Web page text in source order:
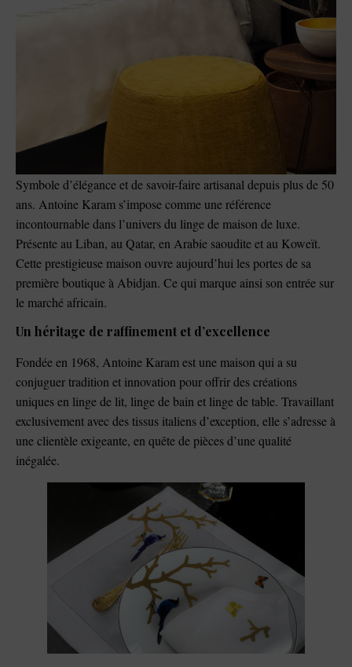
Symbole d’élégance et de savoir-faire artisanal depuis plus de 50
ans. Antoine Karam s’impose comme une référence
incontournable dans l’univers du linge de maison de luxe.
Présente au Liban, au Qatar, en Arabie saoudite et au Koweït.
Cette prestigieuse maison ouvre aujourd’hui les portes de sa
première boutique à Abidjan. Ce qui marque ainsi son entrée sur
le marché africain.
Un héritage de raffinement et d’excellence
Fondée en 1968, Antoine Karam est une maison qui a su
conjuguer tradition et innovation pour offrir des créations
uniques en linge de lit, linge de bain et linge de table. Travaillant
exclusivement avec des tissus italiens d’exception, elle s’adresse à
une clientèle exigeante, en quête de pièces d’une qualité
inégalée.